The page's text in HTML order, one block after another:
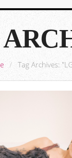
/ Tag Archives: